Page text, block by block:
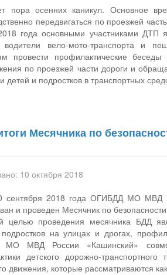
пора осенних каникул. Основное
передвигаться по проезжей
года основными участниками ДТП
водители вело-мото-транспорта и
провести профилактические
по проезжей части дороги и
детей и подростков в транспортных
Месячника по
10 октября 2018
2018 года ОГИБДД МО МВД
и проведен Месячник по
целью проведения месячника БДД
на улицах и дрогах,
МВД России «Кашинский»
детского дорожно-
движения, которые рассматриваются